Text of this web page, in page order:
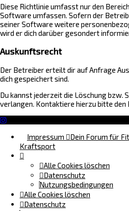
Diese Richtlinie umfasst nur den
Software umfassen. Sofern der
seiner Software weitere
wird er dich darüber gesondert
Auskunftsrecht
Der Betreiber erteilt dir auf Anfrage
dich gespeichert sind.
Du kannst jederzeit die Löschung bzw.
verlangen. Kontaktiere hierzu bitte den
Impressum
Dein Forum für
Kraftsport
Alle Cookies löschen
Datenschutz
Nutzungsbedingungen
Alle Cookies löschen
Datenschutz